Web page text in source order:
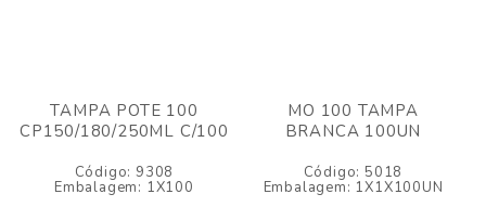
TAMPA POTE 100
CP150/180/250ML C/100
Código: 9308
Embalagem: 1X100
MO 100 TAMPA
BRANCA 100UN
Código: 5018
Embalagem: 1X1X100UN